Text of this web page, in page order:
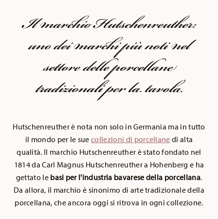
Il marchio Hutschenreuther:
uno dei marchi più noti nel
settore delle porcellane
tradizionali per la tavola
Hutschenreuther è nota non solo in Germania ma in tutto
il mondo per le suecollezioni di porcellane di alta
qualità. Il marchio Hutschenreuther è stato fondato nel
1814 da Carl Magnus Hutschenreuther a Hohenberg e ha
gettato le basi per l'industria bavarese della porcellana.
Da allora, il marchio è sinonimo di arte tradizionale della
porcellana, che ancora oggi si ritrova in ogni collezione.